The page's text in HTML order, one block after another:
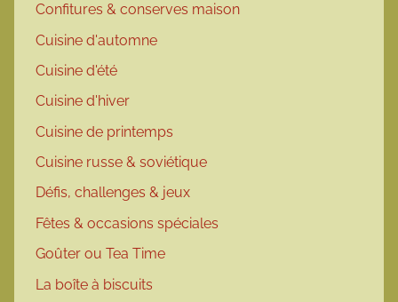
Confitures & conserves maison
Cuisine d'automne
Cuisine d'été
Cuisine d'hiver
Cuisine de printemps
Cuisine russe & soviétique
Défis, challenges & jeux
Fêtes & occasions spéciales
Goûter ou Tea Time
La boîte à biscuits